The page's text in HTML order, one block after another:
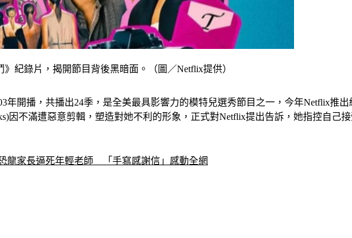
紀錄片，揭開節目背後黑暗面。（圖／Netflix提供）
年開播，共播出24季，是全美最具影響力的模特兒選秀節目之一，今年Netflix推
因不滿遭惡意剪輯，塑造對她不利的形象，正式對Netflix提出告訴，她指控自己
龍家長逼死年輕老師　「手寫感謝信」感動全網